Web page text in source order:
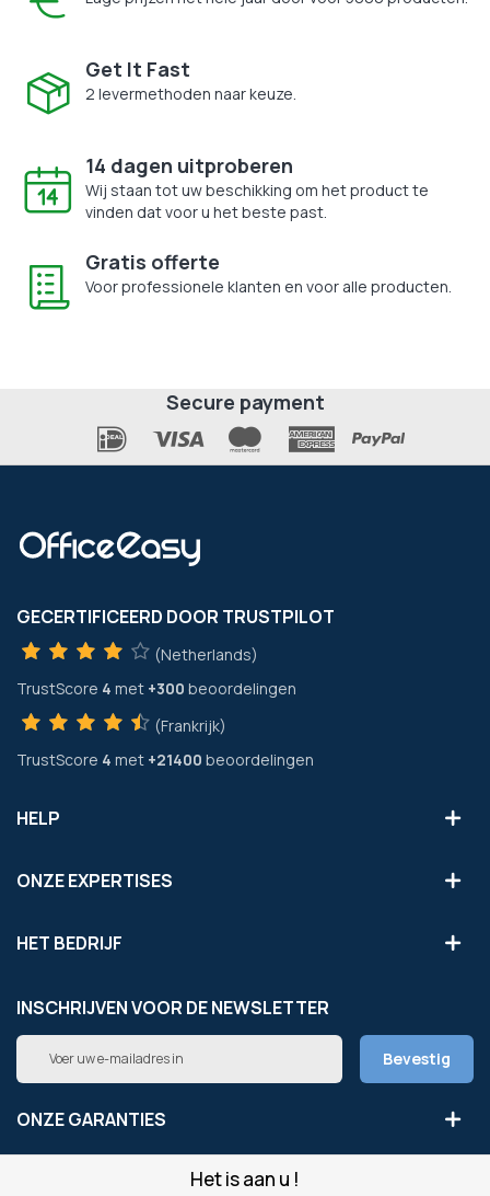
Het is aan u !
Get It Fast
2 levermethoden naar keuze.
14 dagen uitproberen
Wij staan tot uw beschikking om het product te
vinden dat voor u het beste past.
Gratis offerte
Voor professionele klanten en voor alle producten.
Secure payment
GECERTIFICEERD DOOR TRUSTPILOT
(Netherlands)
TrustScore 4 met +300 beoordelingen
(Frankrijk)
TrustScore 4 met +21400 beoordelingen
HELP
ONZE EXPERTISES
HET BEDRIJF
INSCHRIJVEN VOOR DE NEWSLETTER
Abonneer
op
onze
nieuwsbrief
Bevestig
ONZE GARANTIES